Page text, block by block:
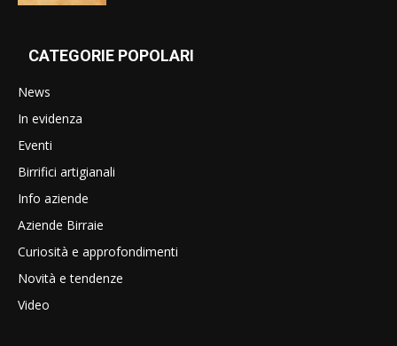
CATEGORIE POPOLARI
News
In evidenza
Eventi
Birrifici artigianali
Info aziende
Aziende Birraie
Curiosità e approfondimenti
Novità e tendenze
Video